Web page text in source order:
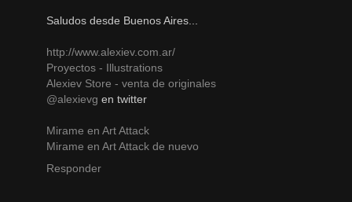
Saludos desde Buenos Aires...
http://www.alexiev.com.ar/
Proyectos - Illustrations
Alexiev Store - venta de originales
@alexievg en twitter
Mirame en Art Attack
Mirame en Art Attack de nuevo
Responder